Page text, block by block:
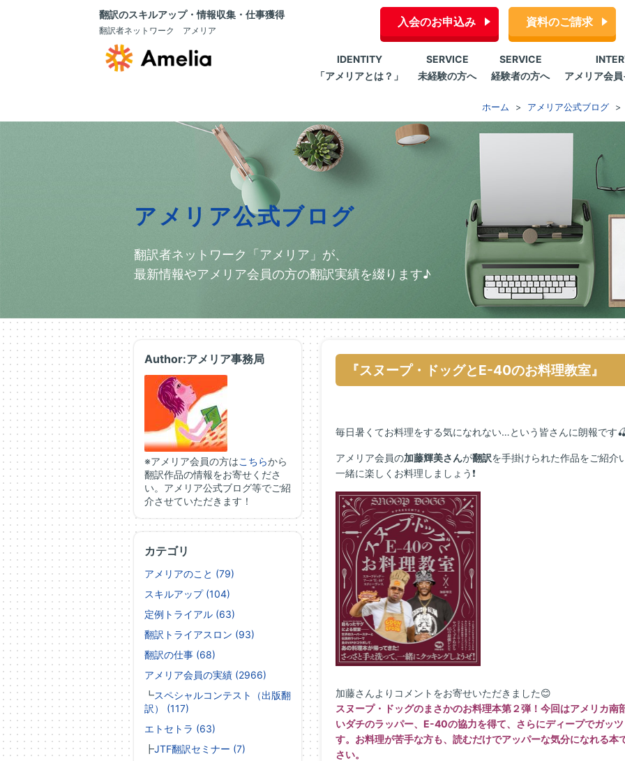
翻訳のスキルアップ・情報収集・仕事獲得
翻訳者ネットワーク アメリア
入会のお申込み 資料のご請求
IDENTITY
「アメリアとは？」
SERVICE
未経験の方へ
SERVICE
経験者の方へ
アメリア会
ホーム アメリア公式ブログ
アメリア公式ブログ
翻訳者ネットワーク「アメリア」が、
最新情報やアメリア会員の方の翻訳実績を綴ります♪
『スヌープ・ドッグとE-40のお料理教室』
毎日暑くてお料理をする気になれない…という皆さんに朗報です
アメリア会員の加藤輝美さんが翻訳を手掛けられた作品をご紹介
一緒に楽しくお料理しましょう❗
加藤さんよりコメントをお寄せいただきました😊
スヌープ・ドッグのまさかのお料理本第２弾！今回はアメリカ南
いダチのラッパー、 E-40の協力を得て、さらにディープでガッ
す。お料理が苦手な方も、読むだけでアッパーな気分になれる本
さい。
Author:アメリア事務局
※アメリア会員の方はこちらから
翻訳作品の情報をお寄せくださ
い。アメリア公式ブログ等でご紹
介させていただきます！
カテゴリ
アメリアのこと (79)
スキルアップ (104)
定例トライアル (63)
翻訳トライアスロン (93)
翻訳の仕事 (68)
アメリア会員の実績 (2966)
┗スペシャルコンテスト（出版翻
訳） (117)
エトセトラ (63)
┣JTF翻訳セミナー (7)